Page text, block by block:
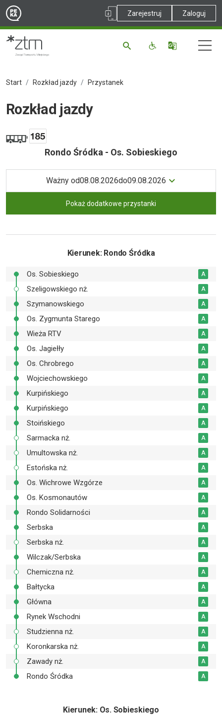
Zarejestruj Zaloguj
Start Rozkład jazdy Przystanek
Rozkład jazdy
Rondo Śródka - Os. Sobieskiego
Ważny od08.08.2026do09.08.2026
Pokaż dodatkowe przystanki
Kierunek: Rondo Śródka
Os. Sobieskiego A
Szeligowskiego nż. A
Szymanowskiego A
Os. Zygmunta Starego A
Wieża RTV A
Os. Jagiełły A
Os. Chrobrego A
Wojciechowskiego A
Kurpińskiego A
Kurpińskiego A
Stoińskiego A
Sarmacka nż. A
Umultowska nż. A
Estońska nż. A
Os. Wichrowe Wzgórze A
Os. Kosmonautów A
Rondo Solidarności A
Serbska A
Serbska nż. A
Wilczak/Serbska A
Chemiczna nż. A
Bałtycka A
Główna A
Rynek Wschodni A
Studzienna nż. A
Koronkarska nż. A
Zawady nż. A
Rondo Śródka A
Kierunek: Os. Sobieskiego